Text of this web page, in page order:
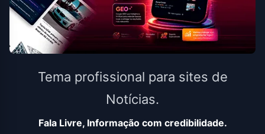
Tema profissional para sites de
Notícias.
Fala Livre, Informação com credibilidade.